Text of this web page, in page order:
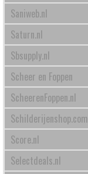
Saniweb.nl
Saturn.nl
Sbsupply.nl
Scheer en Foppen
ScheerenFoppen.nl
Schilderijenshop.com
Score.nl
Selectdeals.nl